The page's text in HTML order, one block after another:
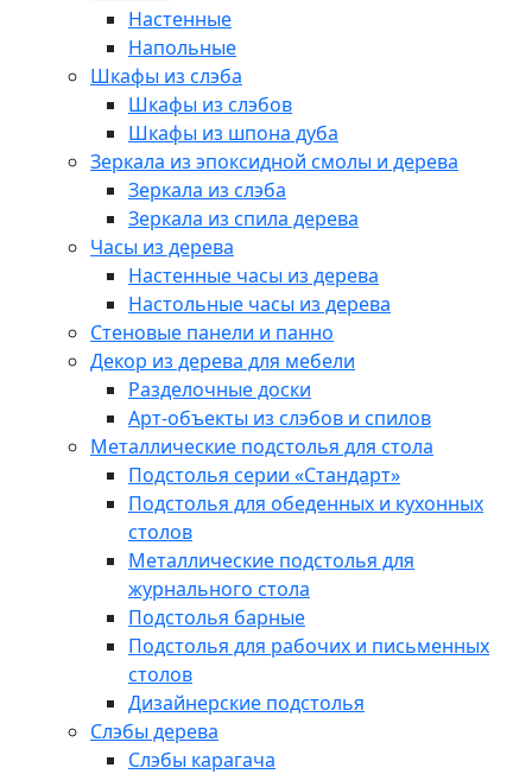
Настенные
Напольные
Шкафы из слэба
Шкафы из слэбов
Шкафы из шпона дуба
Зеркала из эпоксидной смолы и дерева
Зеркала из слэба
Зеркала из спила дерева
Часы из дерева
Настенные часы из дерева
Настольные часы из дерева
Стеновые панели и панно
Декор из дерева для мебели
Разделочные доски
Арт-объекты из слэбов и спилов
Металлические подстолья для стола
Подстолья серии «Стандарт»
Подстолья для обеденных и кухонных
столов
Металлические подстолья для
журнального стола
Подстолья барные
Подстолья для рабочих и письменных
столов
Дизайнерские подстолья
Слэбы дерева
Слэбы карагача